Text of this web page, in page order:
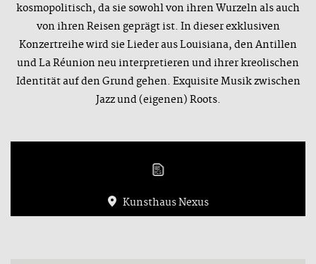
kosmopolitisch, da sie sowohl von ihren Wurzeln als auch
von ihren Reisen geprägt ist. In dieser exklusiven
Konzertreihe wird sie Lieder aus Louisiana, den Antillen
und La Réunion neu interpretieren und ihrer kreolischen
Identität auf den Grund gehen. Exquisite Musik zwischen
Jazz und (eigenen) Roots.
Kunsthaus Nexus